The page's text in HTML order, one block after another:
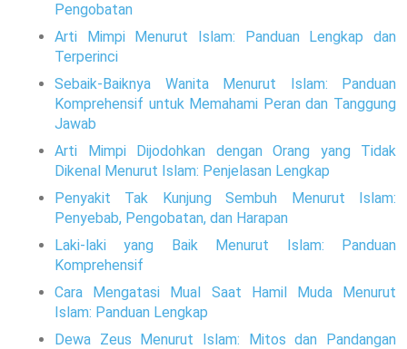
Pengobatan
Arti Mimpi Menurut Islam: Panduan Lengkap dan
Terperinci
Sebaik-Baiknya Wanita Menurut Islam: Panduan
Komprehensif untuk Memahami Peran dan Tanggung
Jawab
Arti Mimpi Dijodohkan dengan Orang yang Tidak
Dikenal Menurut Islam: Penjelasan Lengkap
Penyakit Tak Kunjung Sembuh Menurut Islam:
Penyebab, Pengobatan, dan Harapan
Laki-laki yang Baik Menurut Islam: Panduan
Komprehensif
Cara Mengatasi Mual Saat Hamil Muda Menurut
Islam: Panduan Lengkap
Dewa Zeus Menurut Islam: Mitos dan Pandangan